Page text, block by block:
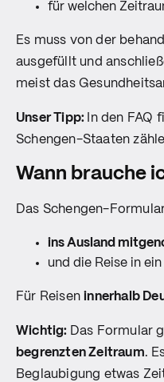
für welchen
Es muss von der
ausgefüllt und
meist das
Unser Tipp: In den FAQ
Schengen-Staaten
Wann brauche
Das Schengen-
ins Ausland
und die Reise in
Für Reisen innerhalb
Wichtig: Das Formular
begrenzten Zeitraum.
Beglaubigung etwas